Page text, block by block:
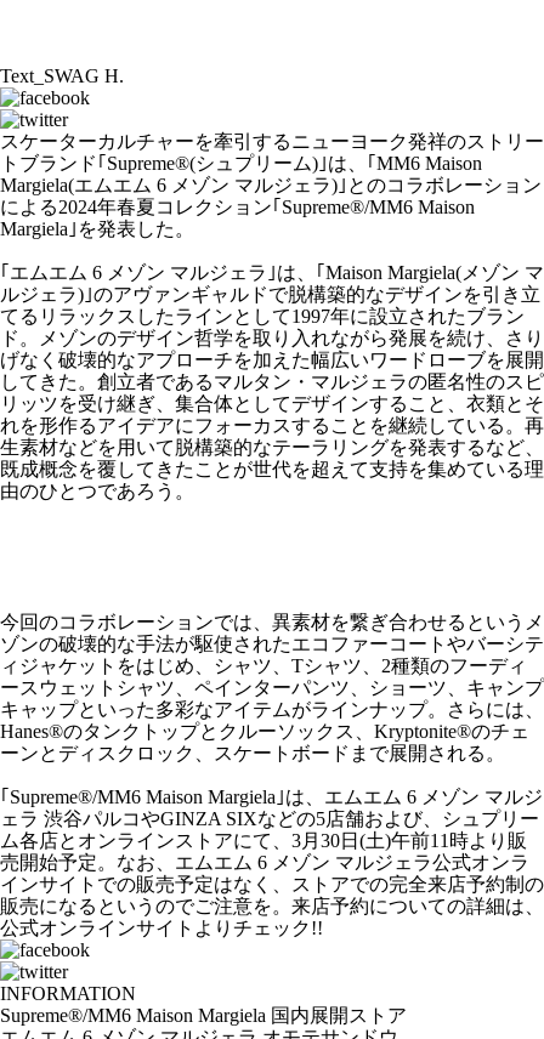
Text_SWAG H.
スケーターカルチャーを牽引するニューヨーク発祥のストリー
トブランド｢Supreme®(シュプリーム)｣は、｢MM6 Maison
Margiela(エムエム 6 メゾン マルジェラ)｣とのコラボレーション
による2024年春夏コレクション｢Supreme®/MM6 Maison
Margiela｣を発表した。
｢エムエム 6 メゾン マルジェラ｣は、｢Maison Margiela(メゾン マ
ルジェラ)｣のアヴァンギャルドで脱構築的なデザインを引き立
てるリラックスしたラインとして1997年に設立されたブラン
ド。メゾンのデザイン哲学を取り入れながら発展を続け、さり
げなく破壊的なアプローチを加えた幅広いワードローブを展開
してきた。創立者であるマルタン・マルジェラの匿名性のスピ
リッツを受け継ぎ、集合体としてデザインすること、衣類とそ
れを形作るアイデアにフォーカスすることを継続している。再
生素材などを用いて脱構築的なテーラリングを発表するなど、
既成概念を覆してきたことが世代を超えて支持を集めている理
由のひとつであろう。
今回のコラボレーションでは、異素材を繋ぎ合わせるというメ
ゾンの破壊的な手法が駆使されたエコファーコートやバーシテ
ィジャケットをはじめ、シャツ、Tシャツ、2種類のフーディ
ースウェットシャツ、ペインターパンツ、ショーツ、キャンプ
キャップといった多彩なアイテムがラインナップ。さらには、
Hanes®のタンクトップとクルーソックス、Kryptonite®のチェ
ーンとディスクロック、スケートボードまで展開される。
｢Supreme®/MM6 Maison Margiela｣は、エムエム 6 メゾン マルジ
ェラ 渋谷パルコやGINZA SIXなどの5店舗および、シュプリー
ム各店とオンラインストアにて、3月30日(土)午前11時より販
売開始予定。なお、エムエム 6 メゾン マルジェラ公式オンラ
インサイトでの販売予定はなく、ストアでの完全来店予約制の
販売になるというのでご注意を。来店予約についての詳細は、
公式オンラインサイトよりチェック!!
INFORMATION
Supreme®/MM6 Maison Margiela 国内展開ストア